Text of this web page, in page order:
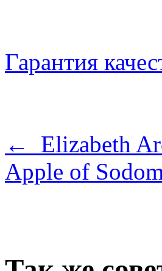
Гарантия
← Elizabeth
Apple of